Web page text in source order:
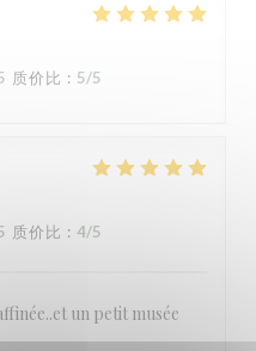
质价比 : 5/5
质价比 : 4/5
un petit musée